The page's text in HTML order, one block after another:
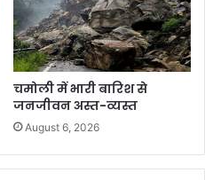
चमोली में भारी बारिश से
जनजीवन अस्त-व्यस्त
August 6, 2026